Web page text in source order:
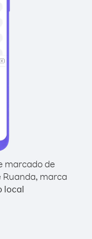
marcado de
marca
local